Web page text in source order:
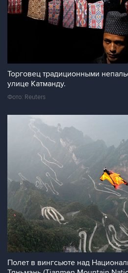
Торговец традиционными
улице Катманду.
Фото: Reuters
Полет в вингсьюте над